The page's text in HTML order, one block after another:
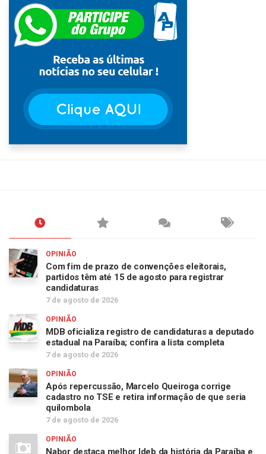
OPINIÃO
Com fim de prazo de convenções eleitorais,
partidos têm até 15 de agosto para registrar
candidaturas
7 de agosto de 2026
OPINIÃO
MDB oficializa registro de candidaturas a deputado
estadual na Paraíba; confira a lista completa
7 de agosto de 2026
OPINIÃO
Após repercussão, Marcelo Queiroga corrige
cadastro no TSE e retira informação de que seria
quilombola
7 de agosto de 2026
OPINIÃO
Nabor destaca melhor Ideb da história da Paraíba e